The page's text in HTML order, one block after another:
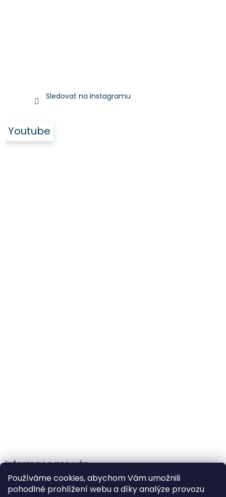
Používáme cookies, abychom Vám umožnili
pohodlné prohlížení webu a díky analýze provozu
Sledovat na Instagramu
Youtube
Informace pro vás
Obchodní podmínky
Podmínky ochrany osobních údajů